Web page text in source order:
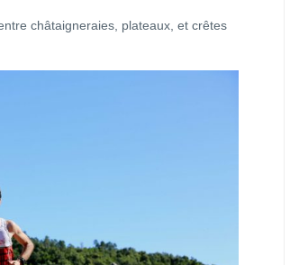
châtaigneraies, plateaux, et crêtes